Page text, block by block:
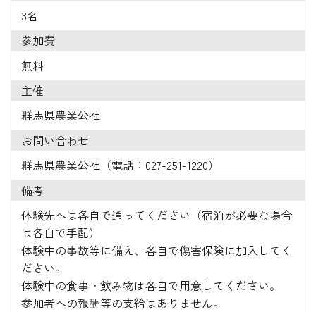
3名
参加費
無料
主催
群馬県農業公社
お問い合わせ
群馬県農業公社（電話：027-251-1220）
備考
体験先へは各自で通ってください（宿泊が必要な場合
は各自で手配）
体験中の事故等に備え、各自で傷害保険に加入してく
ださい。
体験中の食事・飲み物は各自で用意してください。
参加者への報酬等の支給はありません。